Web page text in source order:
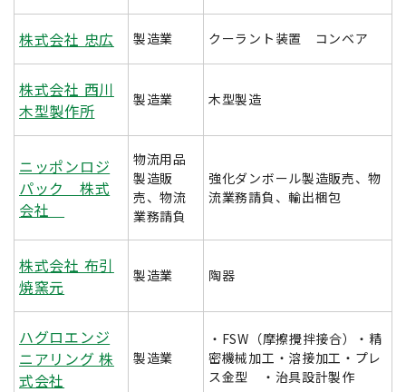
株式会社 忠広 製造業 クーラント装置 コンベア
株式会社 西川
木型製作所
製造業 木型製造
ニッポンロジ
パック 株式
会社
物流用品
製造販
売、物流
業務請負
強化ダンボール製造販売、物
流業務請負、輸出梱包
株式会社 布引
焼窯元
製造業 陶器
ハグロエンジ
ニアリング 株
式会社
製造業
・FSW（摩擦攪拌接合）・精
密機械加工・溶接加工・プレ
ス金型 ・治具設計製作